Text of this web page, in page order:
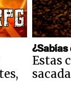
¿Sabías
Estas